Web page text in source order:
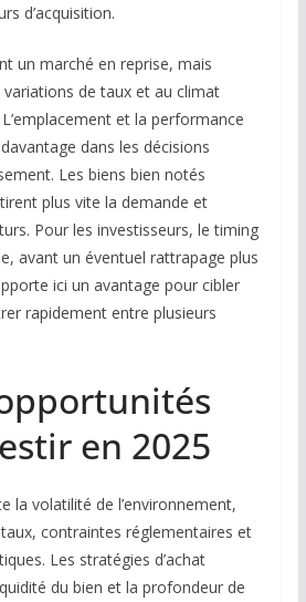
d’acquisition.
un marché en reprise, mais
de taux et au climat
et la performance
dans les décisions
Les biens bien notés
plus vite la demande et
Pour les investisseurs, le timing
avant un éventuel rattrapage plus
ici un avantage pour cibler
rapidement entre plusieurs
en 2025
la volatilité de l’environnement,
contraintes réglementaires et
Les stratégies d’achat
du bien et la profondeur de